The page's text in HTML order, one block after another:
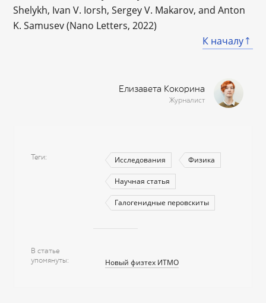
Shelykh, Ivan V. Iorsh, Sergey V. Makarov, and Anton
K. Samusev (Nano Letters, 2022)
К началу
Елизавета Кокорина
Журналист
Теги Исследования Физика
Научная статья
Галогенидные перовскиты
В статье
упомянуты
Новый физтех ИТМО